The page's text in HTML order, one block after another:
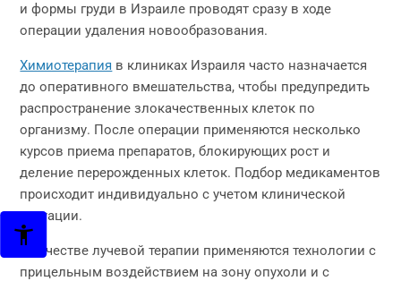
и формы груди в Израиле проводят сразу в ходе
операции удаления новообразования.
Химиотерапия в клиниках Израиля часто назначается
до оперативного вмешательства, чтобы предупредить
распространение злокачественных клеток по
организму. После операции применяются несколько
курсов приема препаратов, блокирующих рост и
деление перерожденных клеток. Подбор медикаментов
происходит индивидуально с учетом клинической
ситуации.
В качестве лучевой терапии применяются технологии с
прицельным воздействием на зону опухоли и с